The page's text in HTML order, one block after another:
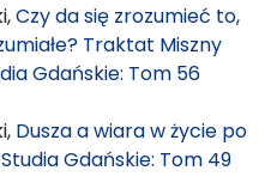
Czy da się zrozumieć to,
Traktat Miszny
Gdańskie: Tom 56
Dusza a wiara w życie po
Studia Gdańskie: Tom 49